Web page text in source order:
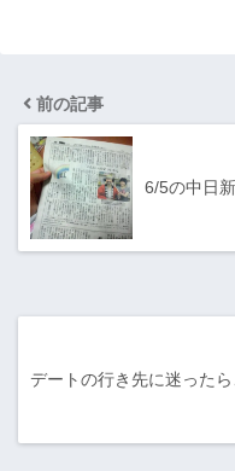
前の記事
6/5の中日
デートの行き先に迷ったら